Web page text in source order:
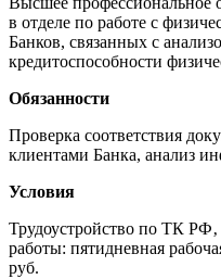
в отделе по работе с
Банков, связанных с
кредитоспособности
Обязанности
Проверка соответствия
клиентами Банка, анализ
Условия
Трудоустройство по ТК
работы: пятидневная
руб.